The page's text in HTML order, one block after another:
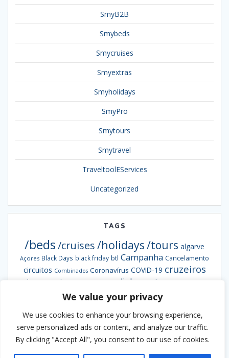
We value your privacy
We use cookies to enhance your browsing experience,
serve personalized ads or content, and analyze our traffic.
By clicking "Accept All", you consent to our use of cookies.
SmyB2B
Smybeds
Smycruises
Smyextras
Smyholidays
SmyPro
Smytours
Smytravel
TraveltoolEServices
Uncategorized
TAGS
/beds/cruises/holidays/tours algarve
Açores Black Days black friday btl Campanha Cancelamento
circuitos Combinados Coronavírus COVID-19 cruzeiros
destaques da semana escapadinhas Exclusiva
grandes viagens hoteis hotel hotéis informação
Ofertas pacotes
portugal praias semana santa Smybeds Smycruises
SmyholidaysSmytours Smytravel venda
antecipada Verão